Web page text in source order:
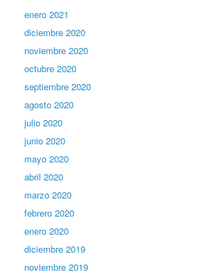
enero 2021
diciembre 2020
noviembre 2020
octubre 2020
septiembre 2020
agosto 2020
julio 2020
junio 2020
mayo 2020
abril 2020
marzo 2020
febrero 2020
enero 2020
diciembre 2019
noviembre 2019